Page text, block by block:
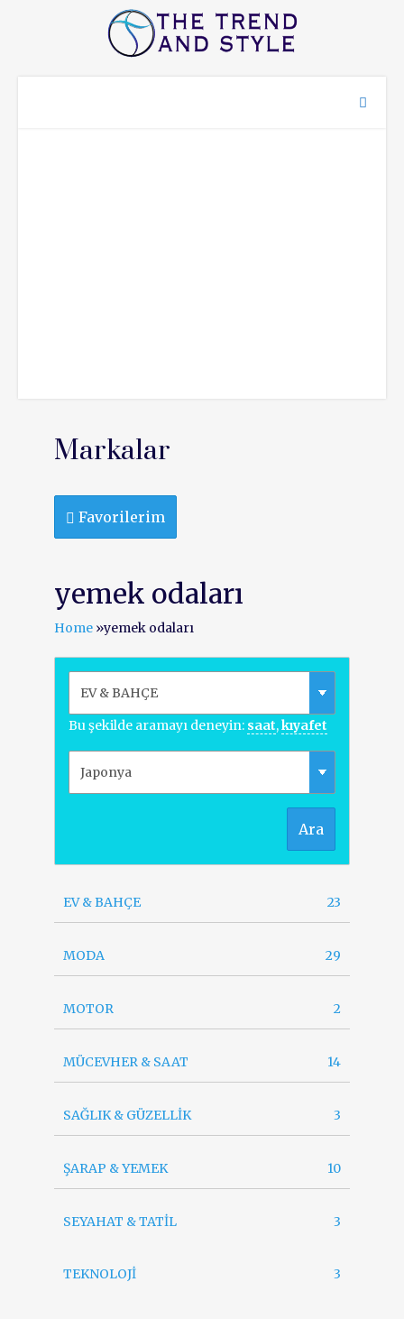
Markalar
Favorilerim
yemek odaları
Home »yemek odaları
Bu şekilde aramayı deneyin: saat,kıyafet
Ara
EV & BAHÇE 23
MODA 29
MOTOR 2
MÜCEVHER & SAAT 14
SAĞLIK & GÜZELLİK 3
ŞARAP & YEMEK 10
SEYAHAT & TATİL 3
TEKNOLOJİ 3